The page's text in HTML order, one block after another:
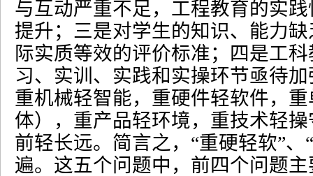
与互动严重不足，工程教育的实
提升；三是对学生的知识、能力
际实质等效的评价标准；四是工
习、实训、实践和实操环节亟待
重机械轻智能，重硬件轻软件，
体），重产品轻环境，重技术轻
前轻长远。简言之， “重硬轻软”、 “
遍。这五个问题中，前四个问题